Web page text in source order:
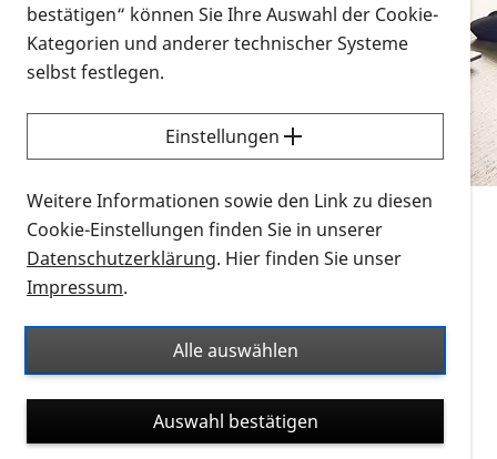
Alle Infomaterialien in verschiedenen
Formaten an einem Ort
Sie möchten wissen, wie Sie nach Infonmaterial
suchen und dieses bestellen bzw. herunterladen
können? Schauen Sie sich dieErklärvideos zum
Thema Infomaterial auf der PRO RETINA-Website
für blinde und sehbehinderte Menschen an.
Auf dieser Seite finden Sie sämtliches Infomaterial
Ort. Nutzen Sie den Formatfilter, um ausschließlich
nach Flyern und Broschüren, Audios oder Videos zu
suchen. Die meisten Flyer und Broschüren werden in
verschiedenen Formaten angeboten: zur
postalischen Bestellung als gedruckte Variante
bestätigen“ können Sie Ihre Auswahl der Cookie-
Kategorien und anderer technischer Systeme
selbst festlegen.
Einstellungen
Weitere Informationen sowie den Link zu diesen
Cookie-Einstellungen finden Sie in unserer
Datenschutzerklärung. Hier finden Sie unser
Impressum.
Alle auswählen
Auswahl bestätigen